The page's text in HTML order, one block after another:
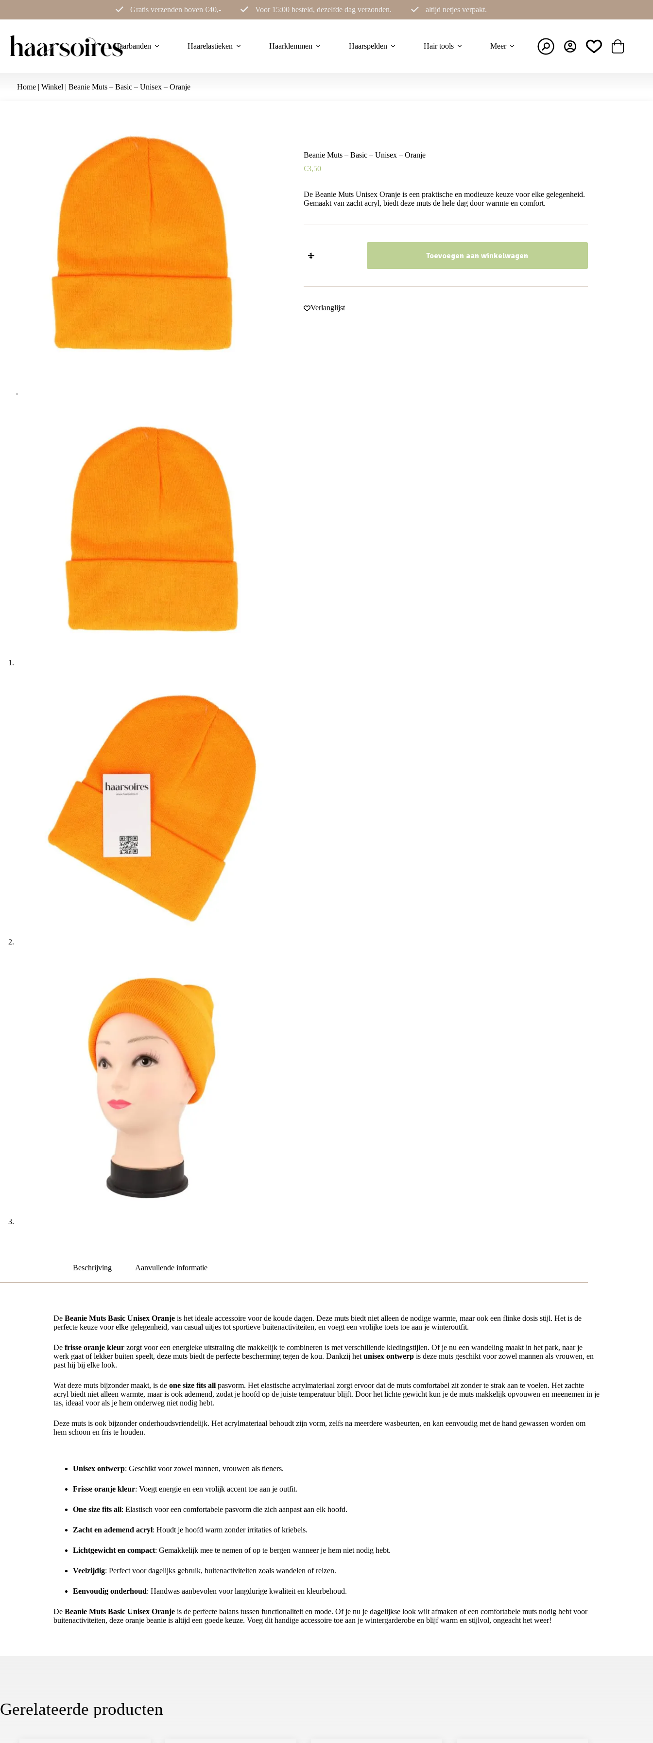
de
Gratis verzenden boven €40,- Voor 15:00 besteld, dezelfde dag verzonden. altijd netjes verpakt.
Haarbanden Haarelastieken Haarklemmen Haarspelden Hair tools Meer Winkelwagen
Home | Winkel | Beanie Muts – Basic – Unisex – Oranje
Beanie Muts – Basic – Unisex – Oranje
€3,50
De Beanie Muts Unisex Oranje is een praktische en modieuze keuze voor elke gelegenheid.
Gemaakt van zacht acryl, biedt deze muts de hele dag door warmte en comfort.
Muts
Unisex
Oranje
aantal
Toevoegen aan winkelwagen
Verlanglijst
Beschrijving Aanvullende informatie
De Beanie Muts Basic Unisex Oranje is het ideale accessoire voor de koude dagen. Deze muts biedt niet alleen de nodige warmte, maar ook een flinke dosis stijl. Het is de
perfecte keuze voor elke gelegenheid, van casual uitjes tot sportieve buitenactiviteiten, en voegt een vrolijke toets toe aan je winteroutfit.
De frisse oranje kleur zorgt voor een energieke uitstraling die makkelijk te combineren is met verschillende kledingstijlen. Of je nu een wandeling maakt in het park, naar je
werk gaat of lekker buiten speelt, deze muts biedt de perfecte bescherming tegen de kou. Dankzij het unisex ontwerp is deze muts geschikt voor zowel mannen als vrouwen, en
past hij bij elke look.
Wat deze muts bijzonder maakt, is de one size fits all pasvorm. Het elastische acrylmateriaal zorgt ervoor dat de muts comfortabel zit zonder te strak aan te voelen. Het zachte
acryl biedt niet alleen warmte, maar is ook ademend, zodat je hoofd op de juiste temperatuur blijft. Door het lichte gewicht kun je de muts makkelijk opvouwen en meenemen in je
tas, ideaal voor als je hem onderweg niet nodig hebt.
Deze muts is ook bijzonder onderhoudsvriendelijk. Het acrylmateriaal behoudt zijn vorm, zelfs na meerdere wasbeurten, en kan eenvoudig met de hand gewassen worden om
hem schoon en fris te houden.
Unisex ontwerp: Geschikt voor zowel mannen, vrouwen als tieners.
Frisse oranje kleur: Voegt energie en een vrolijk accent toe aan je outfit.
One size fits all: Elastisch voor een comfortabele pasvorm die zich aanpast aan elk hoofd.
Zacht en ademend acryl: Houdt je hoofd warm zonder irritaties of kriebels.
Lichtgewicht en compact: Gemakkelijk mee te nemen of op te bergen wanneer je hem niet nodig hebt.
Veelzijdig: Perfect voor dagelijks gebruik, buitenactiviteiten zoals wandelen of reizen.
Eenvoudig onderhoud: Handwas aanbevolen voor langdurige kwaliteit en kleurbehoud.
De Beanie Muts Basic Unisex Oranje is de perfecte balans tussen functionaliteit en mode. Of je nu je dagelijkse look wilt afmaken of een comfortabele muts nodig hebt voor
buitenactiviteiten, deze oranje beanie is altijd een goede keuze. Voeg dit handige accessoire toe aan je wintergarderobe en blijf warm en stijlvol, ongeacht het weer!
Gerelateerde producten